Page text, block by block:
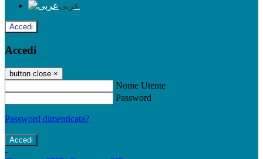
عربى
Accedi
Accedi
button close ×
Nome Utente
Password
Password dimenticata?
-